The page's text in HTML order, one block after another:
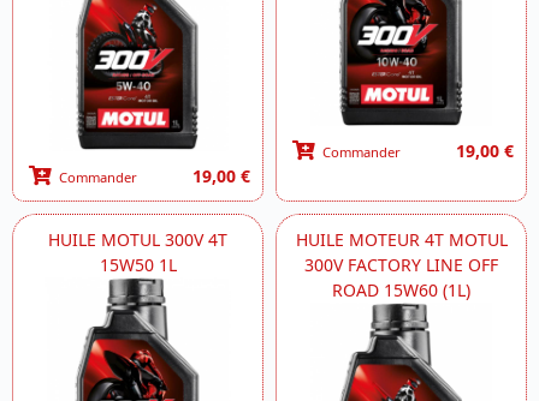
Commander 19,00 €
Commander 19,00 €
HUILE MOTUL 300V 4T
15W50 1L
HUILE MOTEUR 4T MOTUL
300V FACTORY LINE OFF
ROAD 15W60 (1L)